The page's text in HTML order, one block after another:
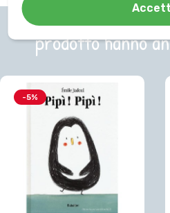
I clienti che hanno
prodotto hanno
-5%